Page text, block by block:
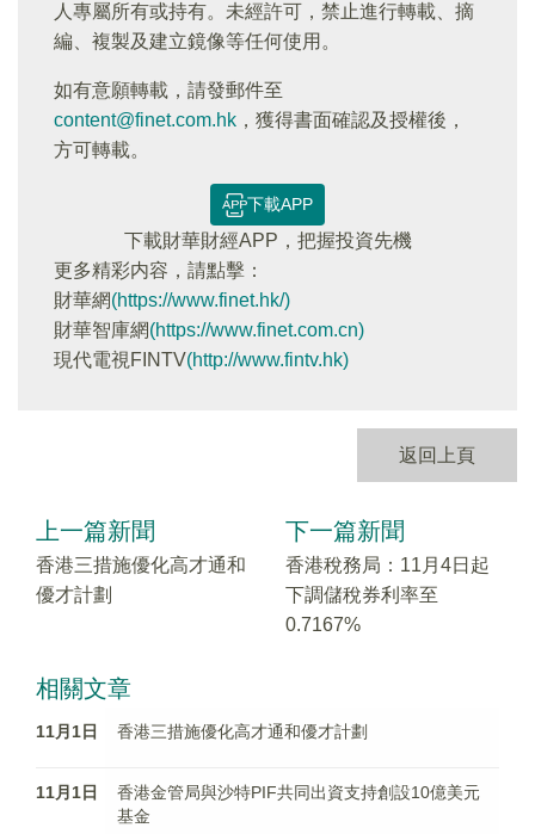
人專屬所有或持有。未經許可，禁止進行轉載、摘
編、複製及建立鏡像等任何使用。
如有意願轉載，請發郵件至
content@finet.com.hk ，獲得書面確認及授權後，
方可轉載。
下載APP
下載財華財經APP，把握投資先機
更多精彩内容，請點擊：
財華網(https://www.finet.hk/)
財華智庫網(https://www.finet.com.cn)
現代電視FINTV(http://www.fintv.hk)
返回上頁
上一篇新聞
香港三措施優化高才通和
優才計劃
下一篇新聞
香港稅務局：11月4日起
下調儲稅券利率至
0.7167%
相關文章
11月1日 香港三措施優化高才通和優才計劃
11月1日
香港金管局與沙特PIF共同出資支持創設10億美元
基金